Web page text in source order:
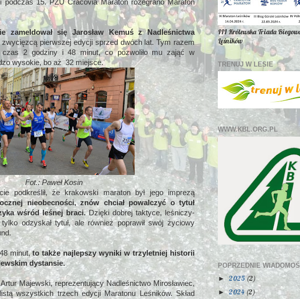
15. PZU Cracovia Maraton rozegrano Maraton
zameldował się Jarosław Kemuś z Nadleśnictwa
pierwszej edycji sprzed dwóch lat. Tym razem
czas 2 godziny i 48 minut, co pozwoliło mu zająć w
wysokie, bo aż 32 miejsce.
Fot.:Paweł Kosin
podkreślił, że krakowski maraton był jego imprezą
nieobecności, znów chciał powalczyć o tytuł
wśród leśnej braci.Dzięki dobrej taktyce, leśniczy-
odzyskał tytuł, ale również poprawił swój życiowy
minut,to także najlepszy wyniki w trzyletniej historii
dystansie.
Majewski, reprezentujący Nadleśnictwo Mirosławiec,
wszystkich trzech edycji Maratonu Leśników. Skład
III Królewska Triada
Leśników
TRENUJ W LESIE
WWW.KBL.ORG.PL
POPRZEDNIE
►2025(2)
►2024(2)